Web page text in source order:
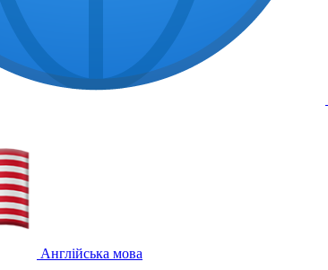
Англійська мова